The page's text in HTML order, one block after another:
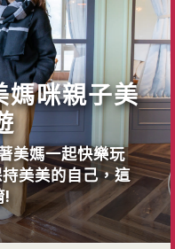
媽咪親子美
美媽一起快樂玩
美美的自己，這
!